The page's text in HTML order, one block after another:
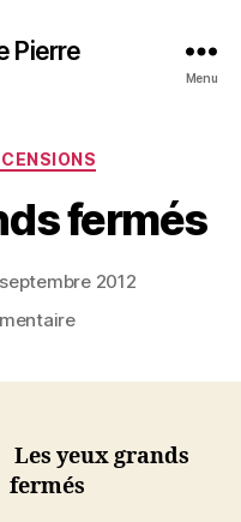
Pierre
Menu
fermés
2012
sur
Les yeux grands
fermés